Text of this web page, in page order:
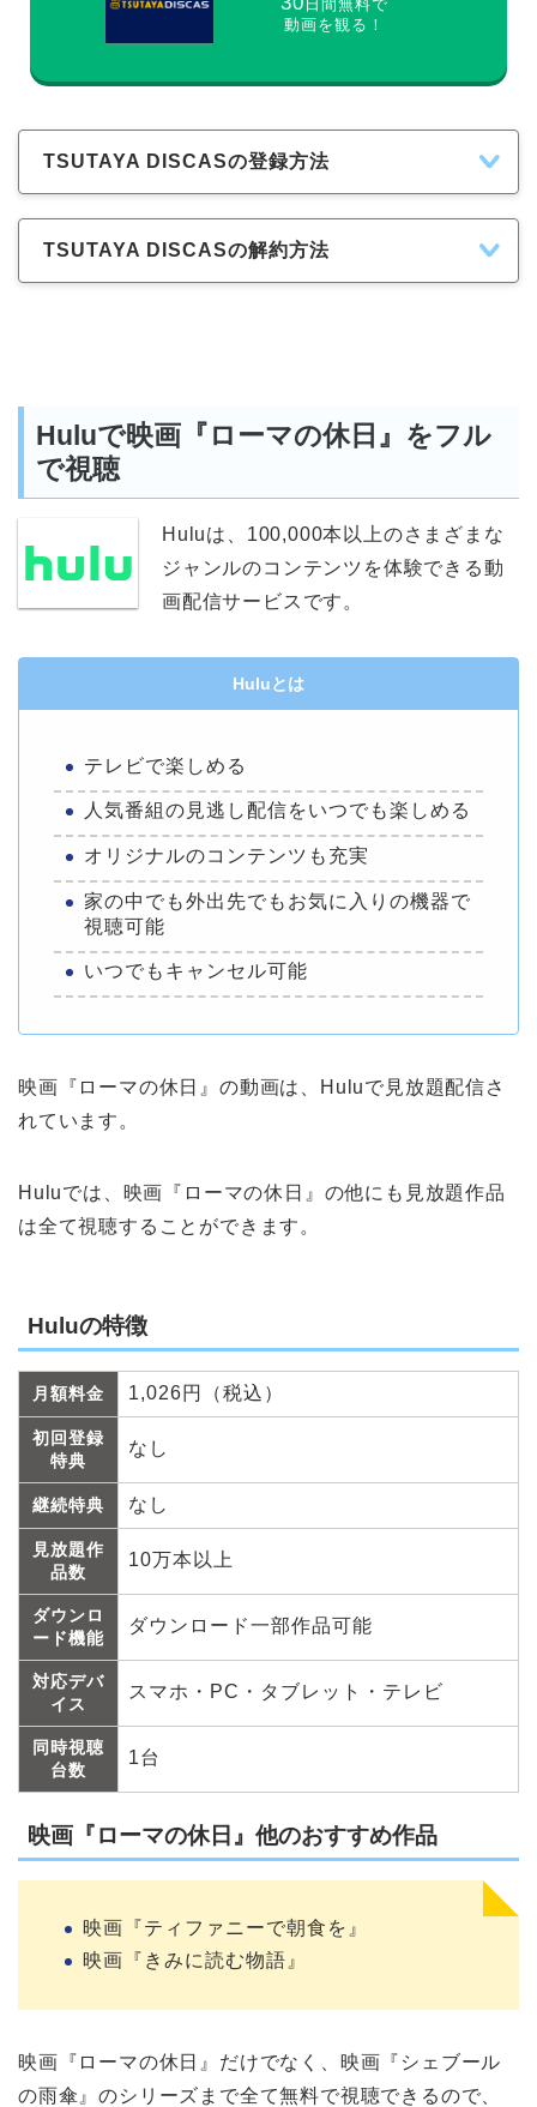
日間無料で
動画を観る！
TSUTAYA DISCASの登録方法
TSUTAYA DISCASの解約方法
Huluで映画『ローマの休日』をフル
で視聴
Huluは、100,000本以上のさまざまな
ジャンルのコンテンツを体験できる動
画配信サービスです。
Huluとは
テレビで楽しめる
人気番組の見逃し配信をいつでも楽しめる
オリジナルのコンテンツも充実
家の中でも外出先でもお気に入りの機器で
視聴可能
いつでもキャンセル可能
映画『ローマの休日』の動画は、Huluで見放題配信さ
れています。
Huluでは、映画『ローマの休日』の他にも見放題作品
は全て視聴することができます。
Huluの特徴
月額料金 1,026円（税込）
初回登録
特典
なし
継続特典 なし
見放題作
品数
10万本以上
ダウンロ
ード機能
ダウンロード一部作品可能
対応デバ
イス
スマホ・PC・タブレット・テレビ
同時視聴
台数
1台
映画『ローマの休日』他のおすすめ作品
映画『ティファニーで朝食を』
映画『きみに読む物語』
映画『ローマの休日』だけでなく、映画『シェブール
の雨傘』のシリーズまで全て無料で視聴できるので、